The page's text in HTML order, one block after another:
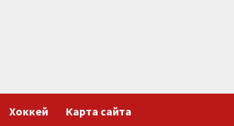
Хоккей Карта сайта